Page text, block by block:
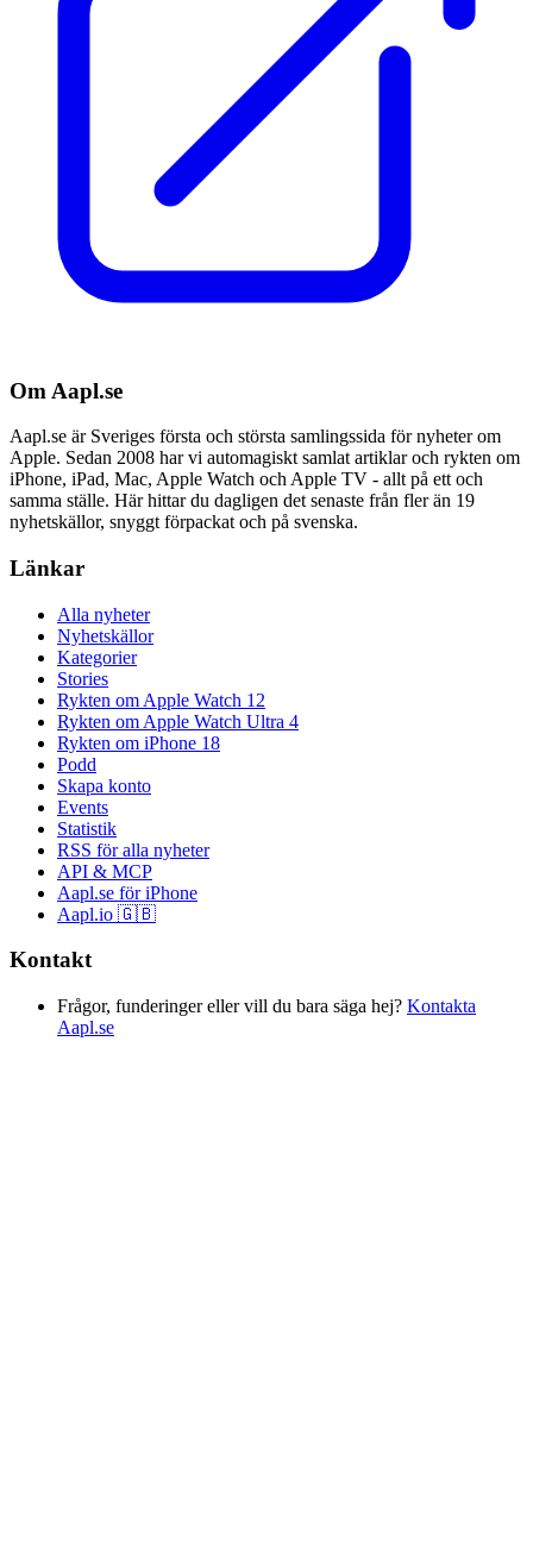
Om Aapl.se
Aapl.se är Sveriges första och största samlingssida för nyheter om
Apple. Sedan 2008 har vi automagiskt samlat artiklar och rykten om
iPhone, iPad, Mac, Apple Watch och Apple TV - allt på ett och
samma ställe. Här hittar du dagligen det senaste från fler än 19
nyhetskällor, snyggt förpackat och på svenska.
Länkar
Alla nyheter
Nyhetskällor
Kategorier
Stories
Rykten om Apple Watch 12
Rykten om Apple Watch Ultra 4
Rykten om iPhone 18
Podd
Skapa konto
Events
Statistik
RSS för alla nyheter
API & MCP
Aapl.se för iPhone
Aapl.io 🇬🇧
Kontakt
Frågor, funderinger eller vill du bara säga hej? Kontakta
Aapl.se